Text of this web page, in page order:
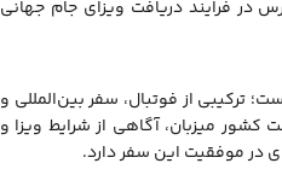
در فرایند دریافت ویزای جام جهانی
نیست؛ ترکیبی از فوتبال، سفر بین‌المللی و
میزبان، آگاهی از شرایط ویزا و
در موفقیت این سفر دارد.